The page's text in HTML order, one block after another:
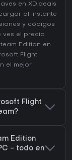
en XD.deals
al instante
y códigos
ves el precio
Edition en
Flight
el mejor
Flight
Edition
- todo en